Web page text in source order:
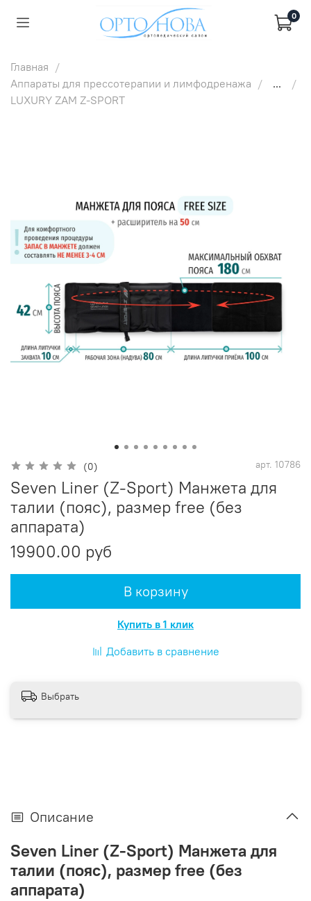
0
Главная
Аппараты для прессотерапии и лимфодренажа
...
LUXURY ZAM Z-SPORT
(0) арт. 10786
Seven Liner (Z-Sport) Манжета для
талии (пояс), размер free (без
аппарата)
19900.00 руб
В корзину
Купить в 1 клик
Добавить в сравнение
Выбрать
Описание
Seven Liner (Z-Sport) Манжета для
талии (пояс), размер free (без
аппарата)